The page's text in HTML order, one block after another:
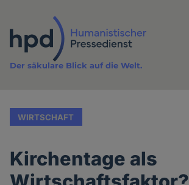
Inhalt
Der säkulare Blick auf die Welt.
WIRTSCHAFT
Kirchentage als